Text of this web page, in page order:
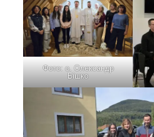
Фото: о. Олександр
Бішко